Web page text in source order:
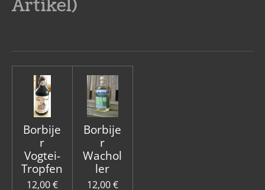
Artikel)
Borbije
r
Vogtei-
Tropfen
12,00 €
Borbije
r
Wachol
ler
12,00 €